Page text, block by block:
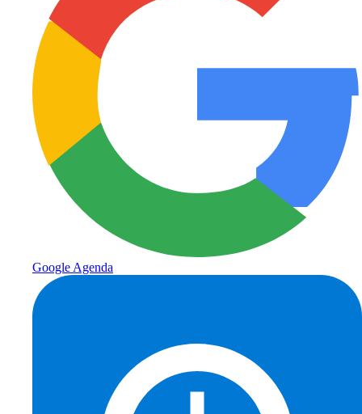
Google Agenda